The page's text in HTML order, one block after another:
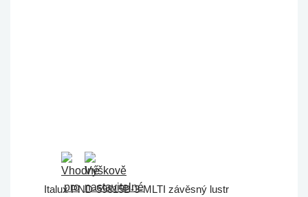
Italux PND-59815B-3-MLTI závěsný lustr